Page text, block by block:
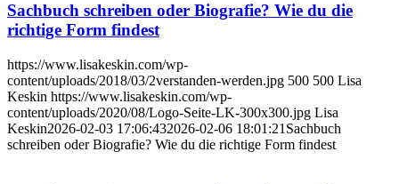
Sachbuch schreiben oder Biografie? Wie du die
richtige Form findest
https://www.lisakeskin.com/wp-
content/uploads/2018/03/2verstanden-werden.jpg 500 500 Lisa
Keskin https://www.lisakeskin.com/wp-
content/uploads/2020/08/Logo-Seite-LK-300x300.jpg Lisa
Keskin2026-02-03 17:06:432026-02-06 18:01:21 Sachbuch
schreiben oder Biografie? Wie du die richtige Form findest